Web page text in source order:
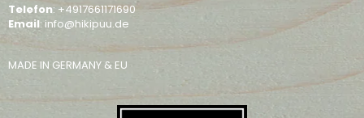
Telefon: +4917661171690
Email: info@hikipuu.de
MADE IN GERMANY & EU